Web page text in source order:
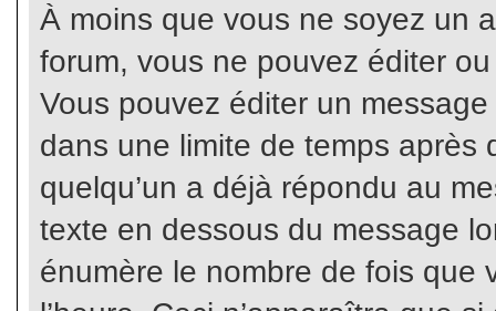
À moins que vous ne soyez un
forum, vous ne pouvez éditer
Vous pouvez éditer un
dans une limite de temps après
quelqu’un a déjà répondu au
texte en dessous du message
énumère le nombre de fois que